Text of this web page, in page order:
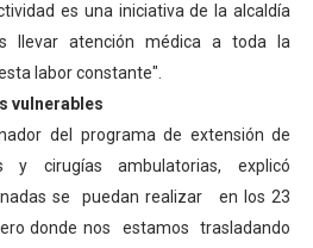
es una iniciativa de la alcaldía
llevar atención médica a toda la
labor constante".
vulnerables
del programa de extensión de
y cirugías ambulatorias, explicó
se puedan realizar en los 23
donde nos estamos trasladando